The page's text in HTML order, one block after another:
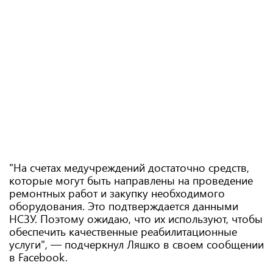
"На счетах медучреждений достаточно средств,
которые могут быть направлены на проведение
ремонтных работ и закупку необходимого
оборудования. Это подтверждается данными
НСЗУ. Поэтому ожидаю, что их используют, чтобы
обеспечить качественные реабилитационные
услуги", — подчеркнул Ляшко в своем сообщении
в Facebook.